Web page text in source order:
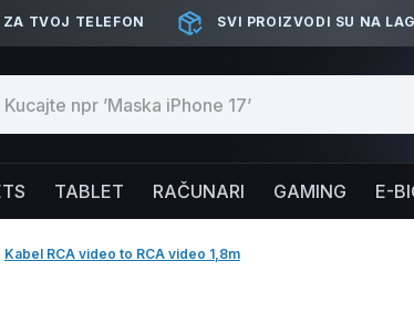
ZA TVOJ TELEFON SVI PROIZVODI SU NA
TABLET RAČUNARI GAMING E-
Kabel RCA video to RCA video 1,8m